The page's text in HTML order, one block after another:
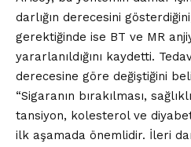
darlığın derecesini
gerektiğinde ise BT ve MR
yararlanıldığını kaydetti.
derecesine göre değiştiğini
“Sigaranın bırakılması,
tansiyon, kolesterol ve
ilk aşamada önemlidir. İleri